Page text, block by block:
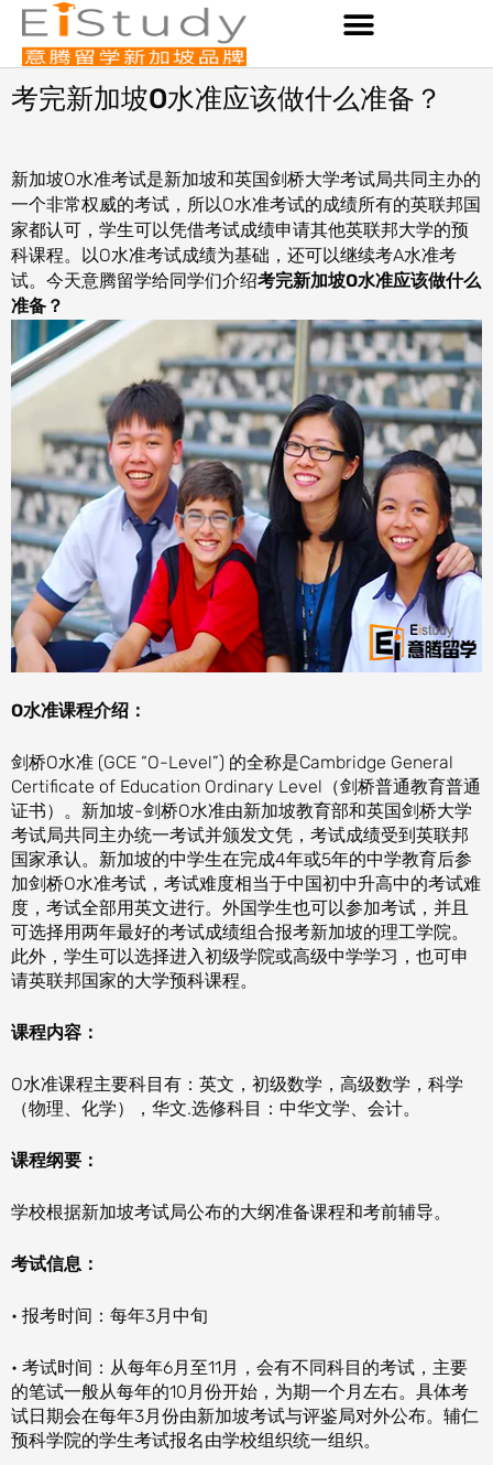
Skip
content
考完新加坡O水准应该做什么准备？
新加坡O水准考试是新加坡和英国剑桥大学考试局共同主办的
一个非常权威的考试，所以O水准考试的成绩所有的英联邦国
家都认可，学生可以凭借考试成绩申请其他英联邦大学的预
科课程。以O水准考试成绩为基础，还可以继续考A水准考
试。今天意腾留学给同学们介绍考完新加坡O水准应该做什么
准备？
O水准课程介绍：
剑桥O水准 (GCE “O-Level”) 的全称是Cambridge General
Certificate of Education Ordinary Level（剑桥普通教育普通
证书）。新加坡-剑桥O水准由新加坡教育部和英国剑桥大学
考试局共同主办统一考试并颁发文凭，考试成绩受到英联邦
国家承认。新加坡的中学生在完成4年或5年的中学教育后参
加剑桥O水准考试，考试难度相当于中国初中升高中的考试难
度，考试全部用英文进行。外国学生也可以参加考试，并且
可选择用两年最好的考试成绩组合报考新加坡的理工学院。
此外，学生可以选择进入初级学院或高级中学学习，也可申
请英联邦国家的大学预科课程。
课程内容：
O水准课程主要科目有：英文，初级数学，高级数学，科学
（物理、化学），华文.选修科目：中华文学、会计。
课程纲要：
学校根据新加坡考试局公布的大纲准备课程和考前辅导。
考试信息：
• 报考时间：每年3月中旬
• 考试时间：从每年6月至11月，会有不同科目的考试，主要
的笔试一般从每年的10月份开始，为期一个月左右。具体考
试日期会在每年3月份由新加坡考试与评鉴局对外公布。辅仁
预科学院的学生考试报名由学校组织统一组织。